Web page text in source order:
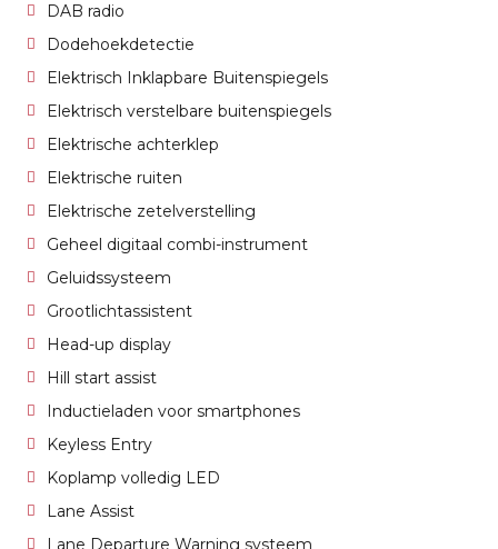
DAB radio
Dodehoekdetectie
Elektrisch Inklapbare Buitenspiegels
Elektrisch verstelbare buitenspiegels
Elektrische achterklep
Elektrische ruiten
Elektrische zetelverstelling
Geheel digitaal combi-instrument
Geluidssysteem
Grootlichtassistent
Head-up display
Hill start assist
Inductieladen voor smartphones
Keyless Entry
Koplamp volledig LED
Lane Assist
Lane Departure Warning systeem